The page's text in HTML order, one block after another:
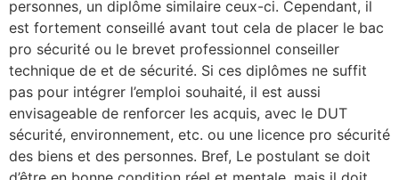
personnes, un diplôme similaire ceux-ci. Cependant, il
est fortement conseillé avant tout cela de placer le bac
pro sécurité ou le brevet professionnel conseiller
technique de et de sécurité. Si ces diplômes ne suffit
pas pour intégrer l’emploi souhaité, il est aussi
envisageable de renforcer les acquis, avec le DUT
sécurité, environnement, etc. ou une licence pro sécurité
des biens et des personnes. Bref, Le postulant se doit